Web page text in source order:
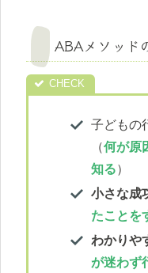
ABAメソッド
子どもの
（何が原
知る）
小さな成
たことを
わかりや
が迷わず